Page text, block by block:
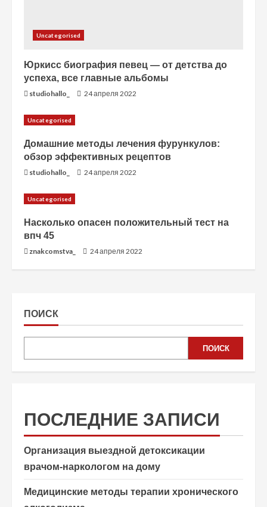
Uncategorised
Юркисс биография певец — от детства до
успеха, все главные альбомы
studiohallo_ 24 апреля 2022
Uncategorised
Домашние методы лечения фурункулов:
обзор эффективных рецептов
studiohallo_ 24 апреля 2022
Uncategorised
Насколько опасен положительный тест на
впч 45
znakcomstva_ 24 апреля 2022
ПОИСК
ПОИСК
ПОСЛЕДНИЕ ЗАПИСИ
Организация выездной детоксикации
врачом-наркологом на дому
Медицинские методы терапии хронического